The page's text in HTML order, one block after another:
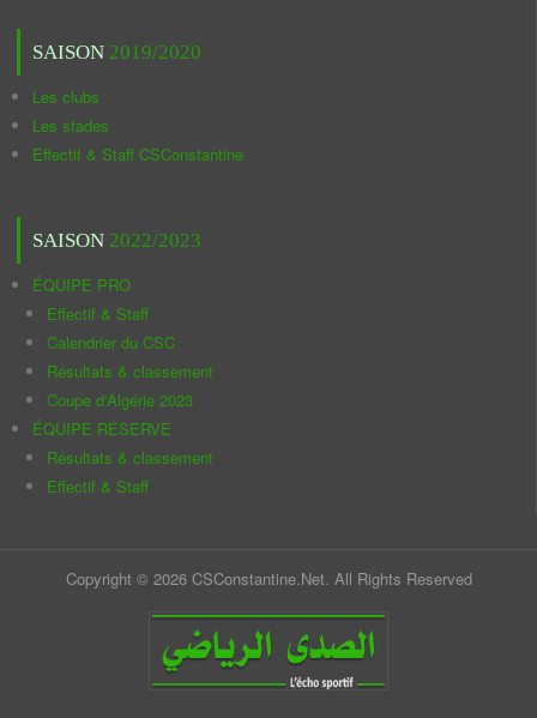
SAISON 2019/2020
Les clubs
Les stades
Effectif & Staff CSConstantine
SAISON 2022/2023
ÉQUIPE PRO
Effectif & Staff
Calendrier du CSC
Résultats & classement
Coupe d'Algérie 2023
ÉQUIPE RÉSERVE
Résultats & classement
Effectif & Staff
Copyright © 2026 CSConstantine.Net. All Rights Reserved